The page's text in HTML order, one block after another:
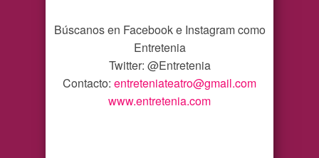
Búscanos en Facebook e Instagram como
Entretenia
Twitter: @Entretenia
Contacto: entreteniateatro@gmail.com
www.entretenia.com